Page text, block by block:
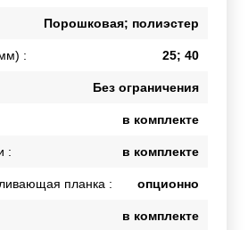
Порошковая; полиэстер
: 25; 40
Без ограничения
в комплекте
: в комплекте
планка : опционно
в комплекте